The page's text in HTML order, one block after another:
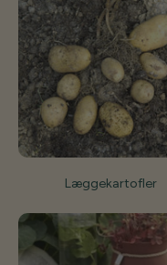
Læggekartofler